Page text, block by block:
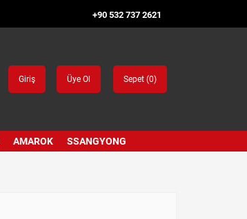
+90 532 737 2621
Giriş Üye Ol Sepet (0)
AMAROK SSANGYONG